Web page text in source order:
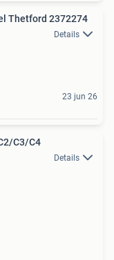
Thetford 2372274
Details
23 jun 26
C3/C4
Details